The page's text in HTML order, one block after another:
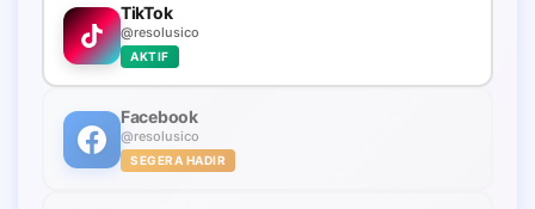
TikTok
@resolusico
AKTIF
Facebook
@resolusico
SEGERA HADIR